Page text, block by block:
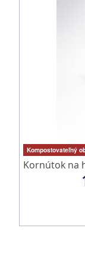
Kompostovateľný
Kornútok na